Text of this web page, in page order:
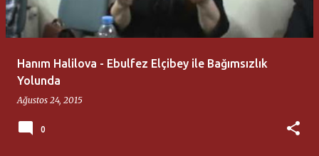
Hanım Halilova - Ebulfez Elçibey ile Bağımsızlık
Yolunda
Ağustos 24, 2015
0